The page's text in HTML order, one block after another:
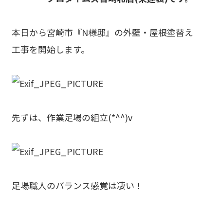
本日から宮崎市『N様邸』の外壁・屋根塗替え
工事を開始します。
先ずは、作業足場の組立(*^^)v
足場職人のバランス感覚は凄い！